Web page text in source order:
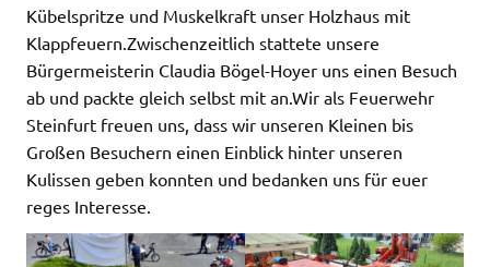
Kübelspritze und Muskelkraft unser Holzhaus mit
Klappfeuern.Zwischenzeitlich stattete unsere
Bürgermeisterin Claudia Bögel-Hoyer uns einen Besuch
ab und packte gleich selbst mit an.Wir als Feuerwehr
Steinfurt freuen uns, dass wir unseren Kleinen bis
Großen Besuchern einen Einblick hinter unseren
Kulissen geben konnten und bedanken uns für euer
reges Interesse.